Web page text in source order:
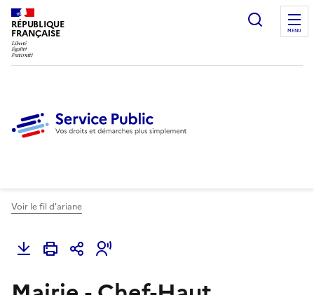
RÉPUBLIQUE
FRANÇAISE
Ouvrir
MENU
Voir le fil d'ariane